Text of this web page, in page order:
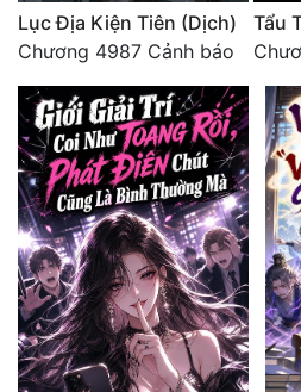
Lục Địa Kiện Tiên (Dịch)
Chương 4987 Cảnh báo
Tẩu